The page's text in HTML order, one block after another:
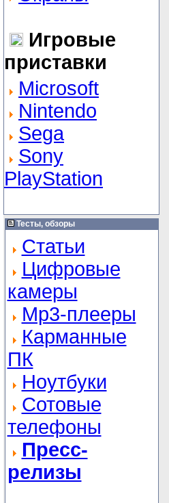
Игровые
приставки
Microsoft
Nintendo
Sega
Sony
PlayStation
Тесты, обзоры
Статьи
Цифровые
камеры
Mp3-плееры
Карманные
ПК
Ноутбуки
Сотовые
телефоны
Пресс-
релизы